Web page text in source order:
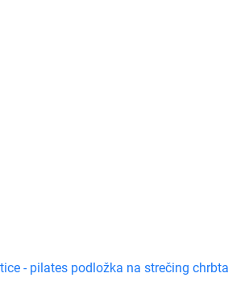
- pilates podložka na strečing chrbta